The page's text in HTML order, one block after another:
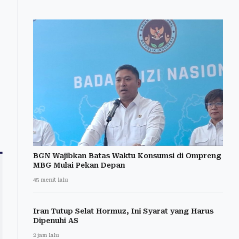
BGN Wajibkan Batas Waktu Konsumsi di Ompreng
MBG Mulai Pekan Depan
45 menit lalu
Iran Tutup Selat Hormuz, Ini Syarat yang Harus
Dipenuhi AS
2 jam lalu